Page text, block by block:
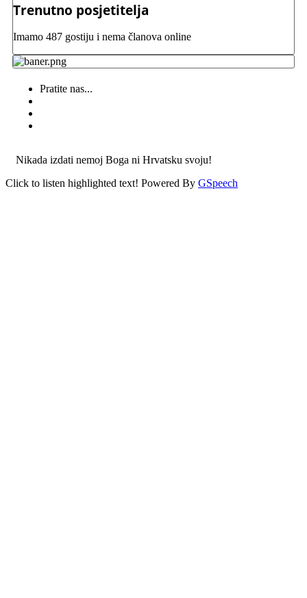
Trenutno posjetitelja
Imamo 487 gostiju i nema članova online
Pratite nas...
Nikada izdati nemoj Boga ni Hrvatsku svoju!
Click to listen highlighted text! Powered By GSpeech